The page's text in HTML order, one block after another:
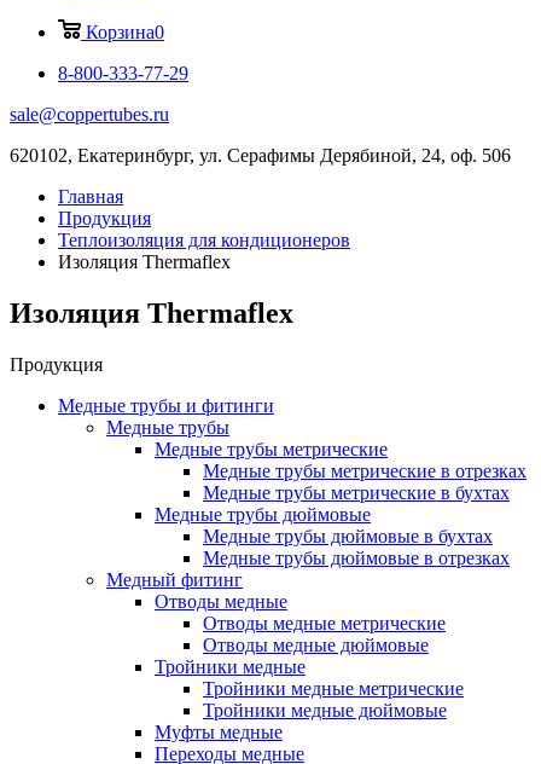
Корзина0
8-800-333-77-29
sale@coppertubes.ru
620102, Екатеринбург, ул. Серафимы Дерябиной, 24, оф. 506
Главная
Продукция
Теплоизоляция для кондиционеров
Изоляция Thermaflex
Изоляция Thermaflex
Продукция
Медные трубы и фитинги
Медные трубы
Медные трубы метрические
Медные трубы метрические в отрезках
Медные трубы метрические в бухтах
Медные трубы дюймовые
Медные трубы дюймовые в бухтах
Медные трубы дюймовые в отрезках
Медный фитинг
Отводы медные
Отводы медные метрические
Отводы медные дюймовые
Тройники медные
Тройники медные метрические
Тройники медные дюймовые
Муфты медные
Переходы медные